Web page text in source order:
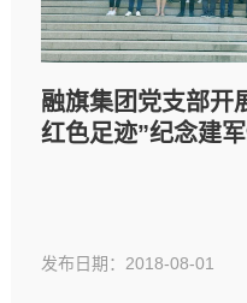
融旗集团党支部开
红色足迹”纪念建
发布日期：2018-08-01